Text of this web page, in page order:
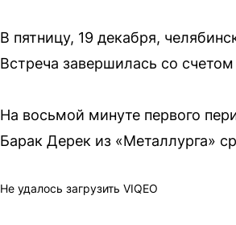
В пятницу, 19 декабря,
Встреча завершилась со счетом
На восьмой минуте первого
Барак Дерек из «Металлурга»
Не удалось загрузить VIQEO